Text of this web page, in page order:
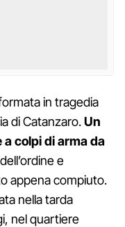
in tragedia
di Catanzaro.Un
colpi di arma da
e
appena compiuto.
nella tarda
nel quartiere